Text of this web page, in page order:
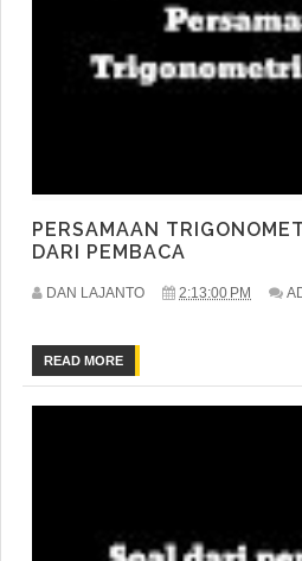
PERSAMAAN
DARI PEMBACA
DAN LAJANTO 2:13:00 PM
READ MORE